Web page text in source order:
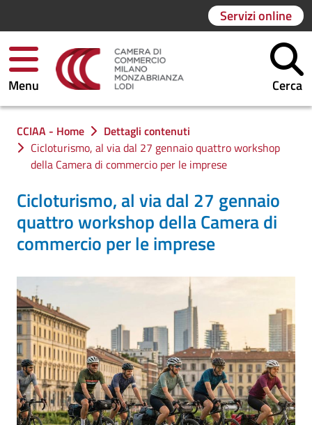
Servizi online
Menu Cerca
Ti trovi in:
CCIAA - Home
Dettagli contenuti
Cicloturismo, al via dal 27 gennaio quattro workshop
della Camera di commercio per le imprese
Cicloturismo, al via dal 27 gennaio
quattro workshop della Camera di
commercio per le imprese